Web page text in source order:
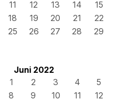
11 12 13 14
15
18 19 20 21
22
25 26 27 28
29
Juni 2022
1
2 3 4
5
8 9 10 11
12